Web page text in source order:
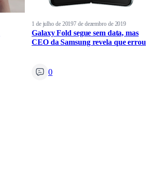
1 de julho de 20197 de dezembro de 2019
Galaxy Fold segue sem data, mas
CEO da Samsung revela que errou
0